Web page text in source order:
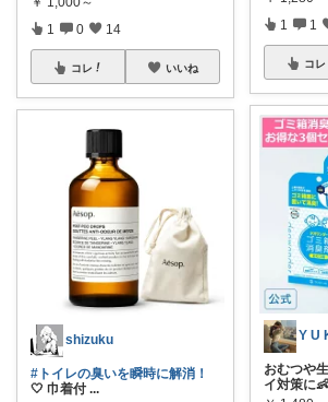
1 0 14
コレ いいね
shizuku
#トイレの臭いを瞬時に解消！
🤍 巾着付 ...
1 1
コレ
Y U
おむつや
イ対策に